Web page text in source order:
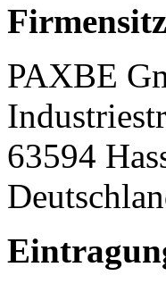
PAXBE
63594